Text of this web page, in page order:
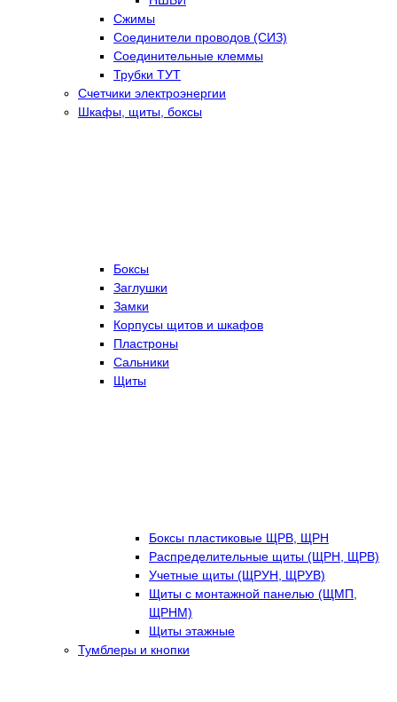
Сжимы
Соединители проводов (СИЗ)
Соединительные клеммы
Трубки ТУТ
Счетчики электроэнергии
Шкафы, щиты, боксы
Боксы
Заглушки
Замки
Корпусы щитов и шкафов
Пластроны
Сальники
Щиты
Боксы пластиковые ЩРВ, ЩРН
Распределительные щиты (ЩРН, ЩРВ)
Учетные щиты (ЩРУН, ЩРУВ)
Щиты с монтажной панелью (ЩМП,
ЩРНМ)
Щиты этажные
Тумблеры и кнопки